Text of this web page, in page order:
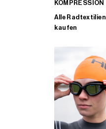
KOMPRESSION
Alle Radtextilien
kaufen